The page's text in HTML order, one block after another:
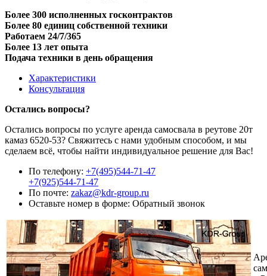
Более 300 исполненных госконтрактов
Более 80 единиц собственной техники
Работаем 24/7/365
Более 13 лет опыта
Подача техники в день обращения
Характеристики
Консультация
Остались вопросы?
Остались вопросы по услуге аренда самосвала в реутове 20т
камаз 6520-53? Свяжитесь с нами удобным способом, и мы
сделаем всё, чтобы найти индивидуальное решение для Вас!
По телефону: +7(495)544-71-47
+7(925)544-71-47
По почте: zakaz@kdr-group.ru
Оставьте номер в форме: Обратный звонок